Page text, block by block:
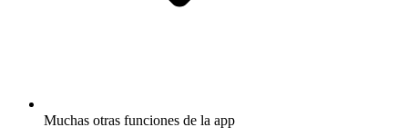
Muchas otras funciones de la app